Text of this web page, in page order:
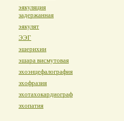
эякуляция
задержанная
эякулят
ЭЭГ
эшерихии
эшара висмутовая
эхоэнцефалография
эхофразия
эхотахокардиограф
эхопатия